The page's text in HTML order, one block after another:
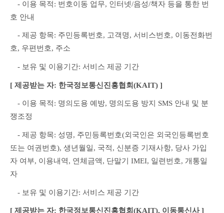
- 이용 목적: 번호이동 업무, 인터넷/음성/책자 등을 통한 번
호 안내
- 제공 항목: 주민등록번호, 고객명, 서비스번호, 이동전화번
호, 우편번호, 주소
- 보유 및 이용기간: 서비스 제공 기간
[ 제공받는 자: 한국정보통신진흥협회(KAIT) ]
- 이용 목적: 명의도용 예방, 명의도용 방지 SMS 안내 및 분
쟁조정
- 제공 항목: 성명, 주민등록번호(외국인은 외국인등록번호
또는 여권번호), 생년월일, 국적, 신분증 기재사항, 당사 가입
자 여부, 이용내역, 연체금액, 단말기 IMEI, 일련번호, 개통일
자
- 보유 및 이용기간: 서비스 제공 기간
[ 제공받는 자: 한국정보통신진흥협회(KAIT), 이동통신사 ]